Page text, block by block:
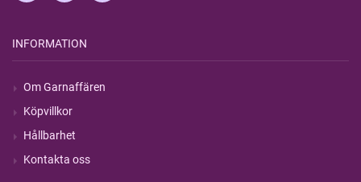
INFORMATION
Om Garnaffären
Köpvillkor
Hållbarhet
Kontakta oss